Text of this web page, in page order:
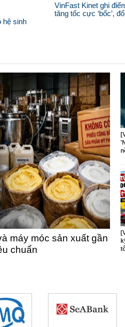
hệ sinh
VinFast Kinet ghi
tăng tốc cực ‘bốc’,
máy móc sản xuất gần
chuẩn